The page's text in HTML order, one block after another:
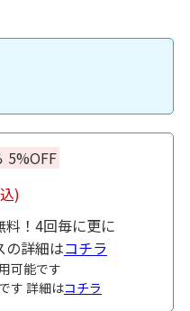
5%OFF
)
！4回毎に更に
の詳細はコチラ
可能です
す 詳細はコチラ